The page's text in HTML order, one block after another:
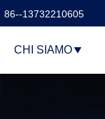
86--13732210605
CHI SIAMO